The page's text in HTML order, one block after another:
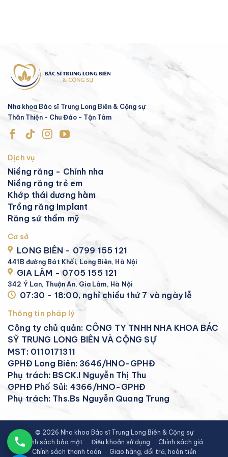
Nha khoa Bác sĩ Trung Long Biên & Cộng sự
Thân Thiện - Chu Đáo - Tận Tâm
Dịch vụ
Niềng răng - Chỉnh nha
Niềng răng trẻ em
Khớp thái dương hàm
Trồng răng Implant
Răng sứ thẩm mỹ
Cơ sở
LONG BIÊN - 0799 155 121
441B đường Bát Khối, Long Biên, Hà Nội
GIA LÂM - 0705 155 121
342 Ỷ Lan, Thuận An, Gia Lâm, Hà Nội
07:30 - 18:00, nghỉ chiều thứ 7 và ngày lễ
Thông tin pháp lý
Công ty chủ quản: CÔNG TY TNHH NHA KHOA BÁC
SỸ TRUNG LONG BIÊN VÀ CỘNG SỰ
MST: 0110171311
GPHĐ Long Biên: 3646/HNO-GPHĐ
Phụ trách: BSCK.I Nguyễn Thị Thu
GPHĐ Phố Sủi: 4366/HNO-GPHĐ
Phụ trách: Ths.Bs Nguyễn Quang Trung
© 2026 Nha khoa Bác sĩ Trung Long Biên & Cộng sự
Chính sách bảo mật
Điều khoản sử dụng
Chính sách giá
Chính sách thanh toán
Giao hàng, đổi trả, hoàn tiền